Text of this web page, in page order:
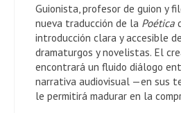
Guionista, profesor de guion y
nueva traducción de la Poética
introducción clara y accesible
dramaturgos y novelistas. El
encontrará un fluido diálogo
narrativa audiovisual —en sus
le permitirá madurar en la